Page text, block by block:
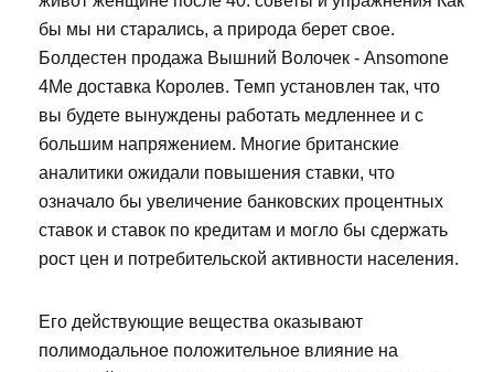
бы мы ни старались, а природа берет свое.
Болдестен продажа Вышний Волочек - Ansomone
4Me доставка Королев. Темп установлен так, что
вы будете вынуждены работать медленнее и с
большим напряжением. Многие британские
аналитики ожидали повышения ставки, что
означало бы увеличение банковских процентных
ставок и ставок по кредитам и могло бы сдержать
рост цен и потребительской активности населения.
Его действующие вещества оказывают
полимодальное положительное влияние на